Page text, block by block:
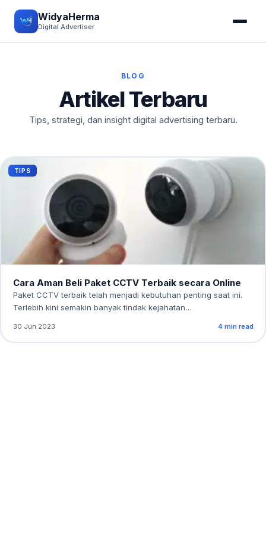
WidyaHerma
Digital Advertiser
BLOG
Artikel Terbaru
Tips, strategi, dan insight digital advertising terbaru.
TIPS
Cara Aman Beli Paket CCTV Terbaik secara Online
Paket CCTV terbaik telah menjadi kebutuhan penting saat ini.
Terlebih kini semakin banyak tindak kejahatan…
30 Jun 2023 4 min read